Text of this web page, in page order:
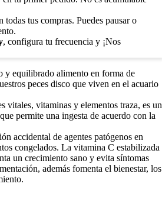
todas tus compras. Puedes pausar o
, configura tu frecuencia y ¡Nos
y equilibrado alimento en forma de
peces disco que viven en el acuario
vitales, vitaminas y elementos traza, es un
permite una ingesta de acuerdo con la
accidental de agentes patógenos en
congelados. La vitamina C estabilizada
un crecimiento sano y evita síntomas
además fomenta el bienestar, los